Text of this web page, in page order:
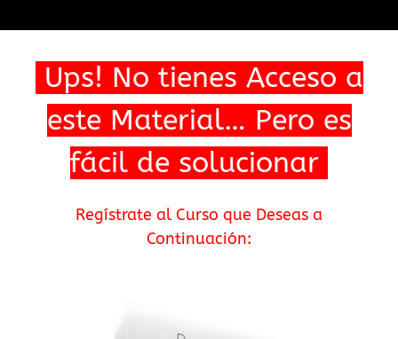
Ups! No tienes Acceso a
este Material… Pero es
fácil de solucionar
Regístrate al Curso que Deseas a
Continuación: